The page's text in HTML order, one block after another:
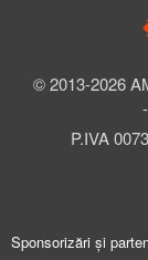
© 2013-2026
P.IVA
Sponsorizări și